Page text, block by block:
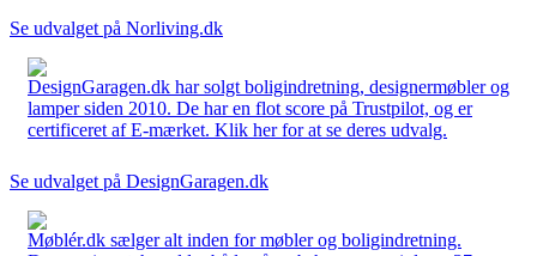
Se udvalget på Norliving.dk
DesignGaragen.dk har solgt boligindretning, designermøbler og
lamper siden 2010. De har en flot score på Trustpilot, og er
certificeret af E-mærket. Klik her for at se deres udvalg.
Se udvalget på DesignGaragen.dk
Møblér.dk sælger alt inden for møbler og boligindretning.